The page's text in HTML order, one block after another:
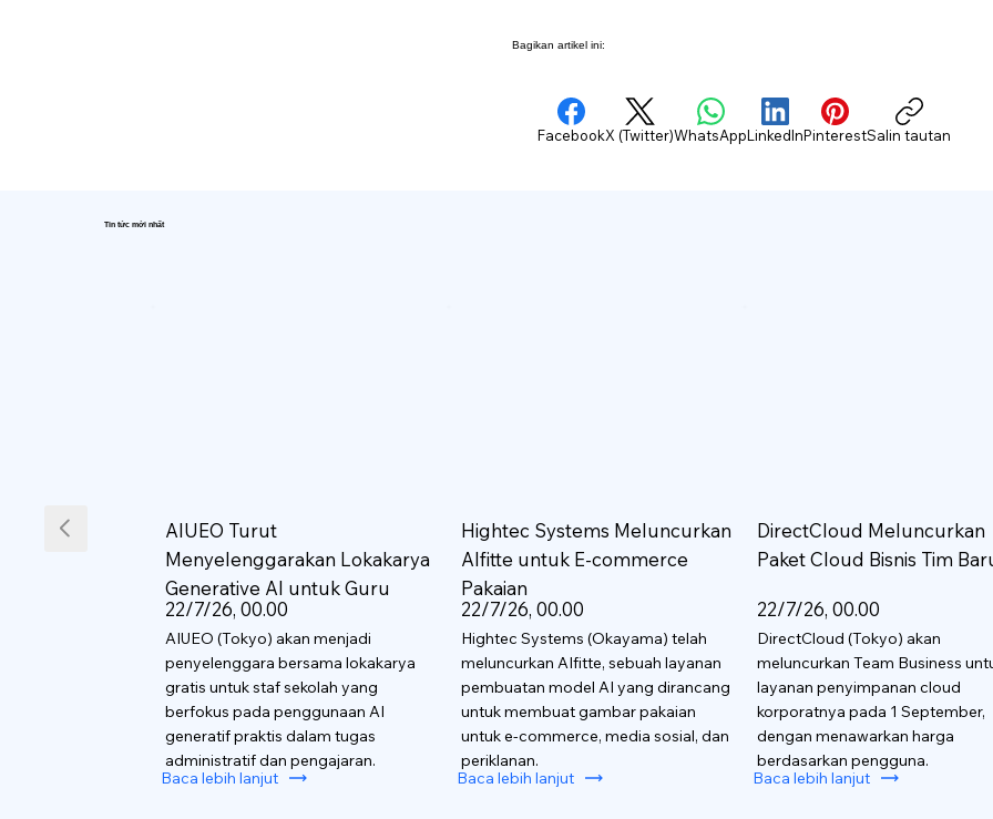
Bagikan artikel ini:
FacebookX (Twitter)WhatsAppLinkedInPinterestSalin tautan
Tin tức mới nhất
AIUEO Turut
Menyelenggarakan Lokakarya
Generative AI untuk Guru
22/7/26, 00.00
AIUEO (Tokyo) akan menjadi
penyelenggara bersama lokakarya
gratis untuk staf sekolah yang
berfokus pada penggunaan AI
generatif praktis dalam tugas
administratif dan pengajaran.
Baca lebih lanjut
Hightec Systems Meluncurkan
AIfitte untuk E-commerce
Pakaian
22/7/26, 00.00
Hightec Systems (Okayama) telah
meluncurkan AIfitte, sebuah layanan
pembuatan model AI yang dirancang
untuk membuat gambar pakaian
untuk e-commerce, media sosial, dan
periklanan.
Baca lebih lanjut
DirectCloud Meluncurkan
Paket Cloud Bisnis Tim
22/7/26, 00.00
DirectCloud (Tokyo) akan
meluncurkan Team Business
layanan penyimpanan cloud
korporatnya pada 1 September,
dengan menawarkan harga
berdasarkan pengguna.
Baca lebih lanjut